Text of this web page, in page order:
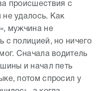
происшествия с
удалось. Как
мужчина не
с полицией, но ничего
Сначала водитель
и начал петь
потом спросил у